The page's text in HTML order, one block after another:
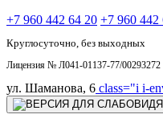
+7 960 442 64 20 +7 960 442
Круглосуточно, без выходных
Лицензия № Л041-01137-77/00293272
ул. Шаманова, 6 class="i i-